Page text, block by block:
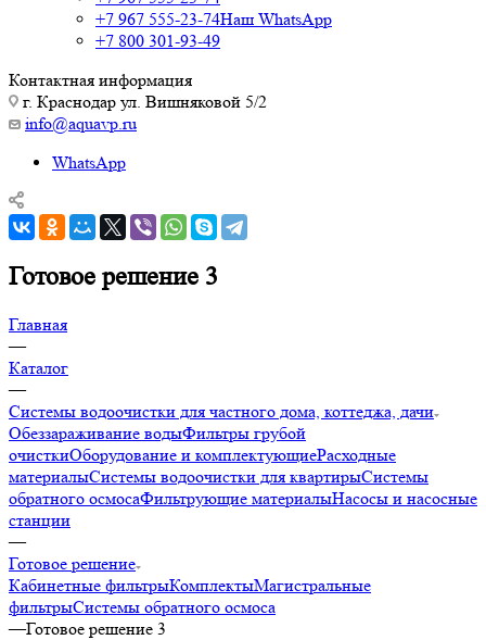
+7 967 555-23-74Наш WhatsApp
+7 800 301-93-49
Контактная информация
г. Краснодар ул. Вишняковой 5/2
info@aquavp.ru
WhatsApp
Готовое решение 3
Главная
—
Каталог
—
Системы водоочистки для частного дома, коттеджа, дачи
Обеззараживание водыФильтры грубой
очисткиОборудование и комплектующиеРасходные
материалыСистемы водоочистки для квартирыСистемы
обратного осмосаФильтрующие материалыНасосы и насосные
станции
—
Готовое решение
Кабинетные фильтрыКомплектыМагистральные
фильтрыСистемы обратного осмоса
—Готовое решение 3